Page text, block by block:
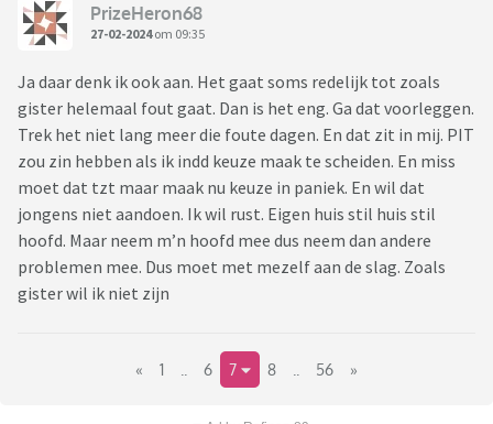
PrizeHeron68
27-02-2024om 09:35
Ja daar denk ik ook aan. Het gaat soms redelijk tot zoals
gister helemaal fout gaat. Dan is het eng. Ga dat voorleggen.
Trek het niet lang meer die foute dagen. En dat zit in mij. PIT
zou zin hebben als ik indd keuze maak te scheiden. En miss
moet dat tzt maar maak nu keuze in paniek. En wil dat
jongens niet aandoen. Ik wil rust. Eigen huis stil huis stil
hoofd. Maar neem m’n hoofd mee dus neem dan andere
problemen mee. Dus moet met mezelf aan de slag. Zoals
gister wil ik niet zijn
« 1 6 7 8 56 »